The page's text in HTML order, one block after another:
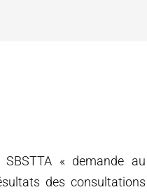
« demande au
des consultations